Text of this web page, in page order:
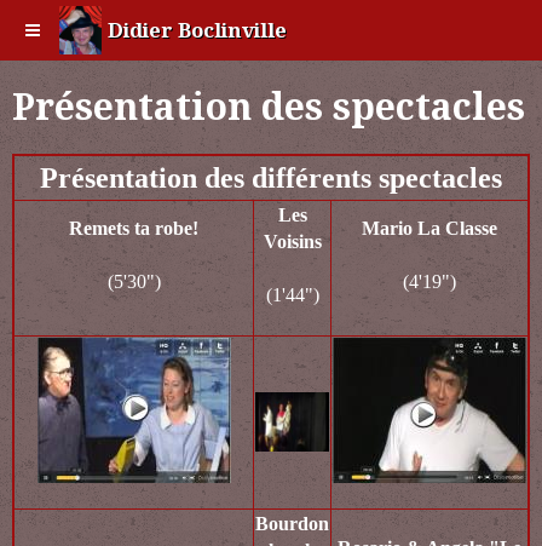
Didier Boclinville
Présentation des spectacles
Présentation des différents spectacles
Remets ta robe!
(5'30")
Les
Voisins
(1'44")
Mario La Classe
(4'19")
Bourdon